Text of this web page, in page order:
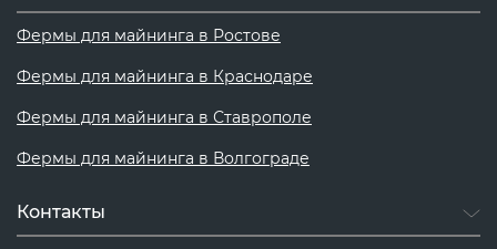
Фермы для майнинга в Ростове
Фермы для майнинга в Краснодаре
Фермы для майнинга в Ставрополе
Фермы для майнинга в Волгограде
Контакты